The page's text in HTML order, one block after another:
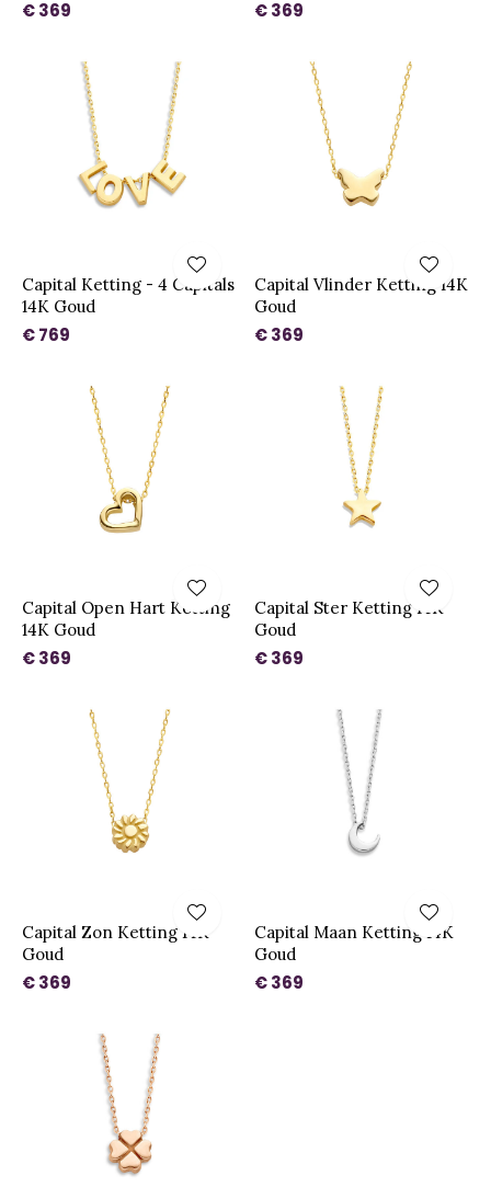
€ 369 € 369
Capital Ketting - 4 Capitals
14K Goud
€ 769
Capital Vlinder Ketting 14K
Goud
€ 369
Capital Open Hart Ketting
14K Goud
€ 369
Capital Ster Ketting 14K
Goud
€ 369
Capital Zon Ketting 14K
Goud
€ 369
Capital Maan Ketting 14K
Goud
€ 369